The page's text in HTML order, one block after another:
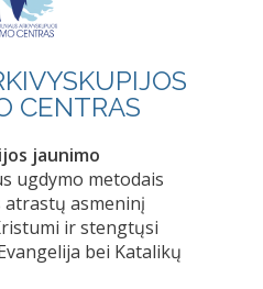
CENTRAS
jaunimo
ugdymo metodais
atrastų asmeninį
ir stengtųsi
bei Katalikų